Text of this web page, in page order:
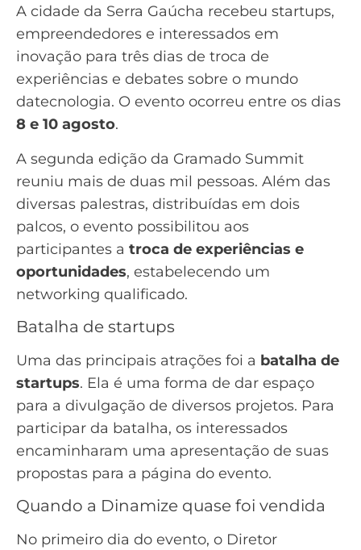
A cidade da Serra Gaúcha recebeu startups,
empreendedores e interessados em
inovação para três dias de troca de
experiências e debates sobre o mundo
datecnologia. O evento ocorreu entre os dias
8 e 10 agosto.
A segunda edição da Gramado Summit
reuniu mais de duas mil pessoas. Além das
diversas palestras, distribuídas em dois
palcos, o evento possibilitou aos
participantes a troca de experiências e
oportunidades, estabelecendo um
networking qualificado.
Batalha de startups
Uma das principais atrações foi a batalha de
startups. Ela é uma forma de dar espaço
para a divulgação de diversos projetos. Para
participar da batalha, os interessados
encaminharam uma apresentação de suas
propostas para a página do evento.
Quando a Dinamize quase foi vendida
No primeiro dia do evento, o Diretor